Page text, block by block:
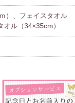
）、フェイスタオル
オル（34×35cm）